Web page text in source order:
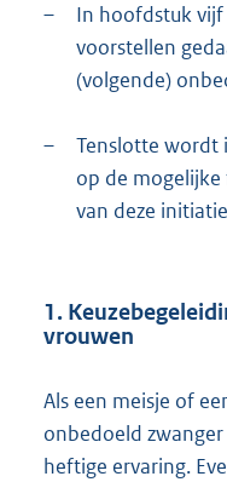
–
In hoofdstuk
voorstellen
(volgende)
–
Tenslotte wordt
op de mogelijke
van deze
1.
vrouwen
Als een meisje of
onbedoeld
heftige ervaring.